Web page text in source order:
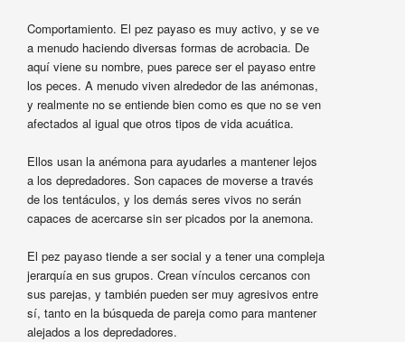
Comportamiento. El pez payaso es muy activo, y se ve
a menudo haciendo diversas formas de acrobacia. De
aquí viene su nombre, pues parece ser el payaso entre
los peces. A menudo viven alrededor de las anémonas,
y realmente no se entiende bien como es que no se ven
afectados al igual que otros tipos de vida acuática.
Ellos usan la anémona para ayudarles a mantener lejos
a los depredadores. Son capaces de moverse a través
de los tentáculos, y los demás seres vivos no serán
capaces de acercarse sin ser picados por la anemona.
El pez payaso tiende a ser social y a tener una compleja
jerarquía en sus grupos. Crean vínculos cercanos con
sus parejas, y también pueden ser muy agresivos entre
sí, tanto en la búsqueda de pareja como para mantener
alejados a los depredadores.